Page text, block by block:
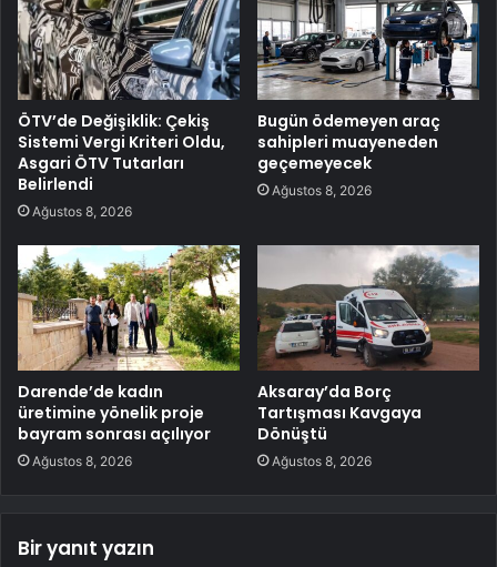
ÖTV’de Değişiklik: Çekiş
Sistemi Vergi Kriteri Oldu,
Asgari ÖTV Tutarları
Belirlendi
Ağustos 8, 2026
Bugün ödemeyen araç
sahipleri muayeneden
geçemeyecek
Ağustos 8, 2026
Darende’de kadın
üretimine yönelik proje
bayram sonrası açılıyor
Ağustos 8, 2026
Aksaray’da Borç
Tartışması Kavgaya
Dönüştü
Ağustos 8, 2026
Bir yanıt yazın